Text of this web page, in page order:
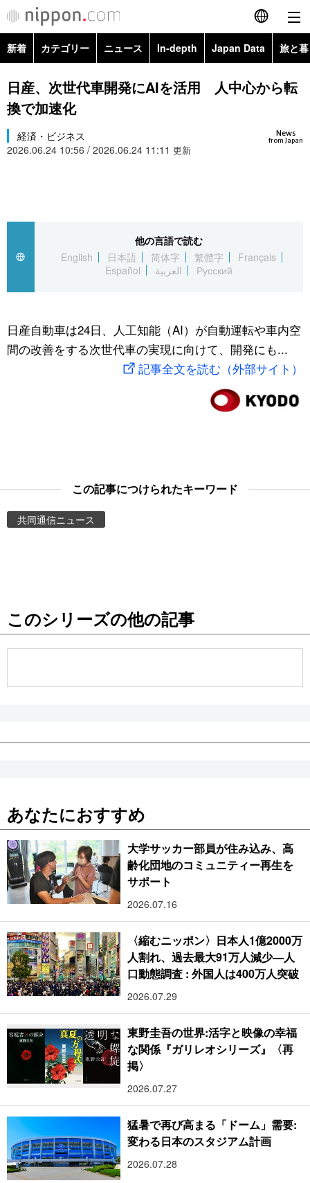
English
简体字
Русский
カテゴリー
国際
社会
文化
アーカイブ
Japan Data
旅と暮らし
動画/Live
Images
People
公式SNS
新着 カテゴリー ニュース In-depth Japan Data 旅と
政治・外交
経済・ビジネス
国際・海外
文化
科学・技術
暮らし
スポーツ・東京2020
Topics
日産、次世代車開発にAIを活用 人中心から転
換で加速化
News
from Japan
経済・ビジネス
2026.06.24 10:56 / 2026.06.24 11:11 更新
他の言語で読む
English
日本語 简体字 繁體字
Français
Español
العربية Русский
日産自動車は24日、人工知能（AI）が自動運転や車内空
間の改善をする次世代車の実現に向けて、開発にも...
記事全文を読む（外部サイト）
この記事につけられたキーワード
共同通信ニュース
このシリーズの他の記事
あなたにおすすめ
大学サッカー部員が住み込み、高
齢化団地のコミュニティー再生を
サポート
2026.07.16
〈縮むニッポン〉日本人1億2000万
人割れ、過去最大91万人減少―人
口動態調査 : 外国人は400万人突破
2026.07.29
東野圭吾の世界:活字と映像の幸福
な関係『ガリレオシリーズ』〈再
掲〉
2026.07.27
猛暑で再び高まる「ドーム」需要:
変わる日本のスタジアム計画
2026.07.28